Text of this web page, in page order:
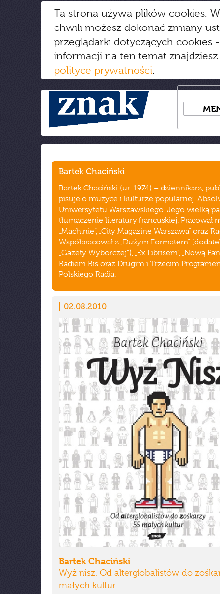
Ta strona używa plików cookies.
chwili możesz dokonać zmiany
przeglądarki dotyczących cookies
informacji na ten temat
polityce prywatności.
Bartek Chaciński
Bartek Chaciński (ur. 1974) – dziennikarz,
pisuje o muzyce i kulturze popularnej.
Uniwersytetu Warszawskiego. Jego wielką
tłumaczenie literatury francuskiej. Pracował
„Machinie”, „City Magazine Warszawa” oraz
Współpracował z „Dużym Formatem”
„Gazety Wyborczej”), „Ex Librisem”, „Nową
Radiem Bis oraz Drugim i Trzecim
Polskiego Radia.
02.08.2010
Bartek Chaciński
Wyż nisz. Od alterglobalistów do
małych kultur